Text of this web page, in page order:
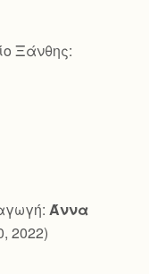
Ξάνθης:
Άννα
2022)